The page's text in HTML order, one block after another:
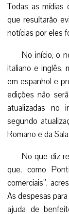
Todas as mídias
que resultarão
notícias por eles
No início, o
italiano e inglês,
em espanhol e
edições não
atualizadas no
segundo
Romano e da
No que diz
que, como
comerciais”,
As despesas
ajuda de